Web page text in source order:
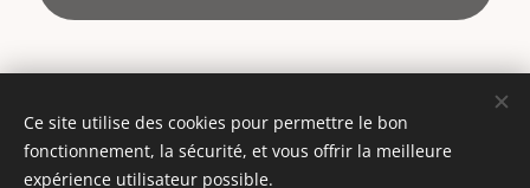
© 2014 - Mandalâme - Tous droits réservés
CGV Cookies
Ce site utilise des cookies pour permettre le bon
fonctionnement, la sécurité, et vous offrir la meilleure
expérience utilisateur possible.